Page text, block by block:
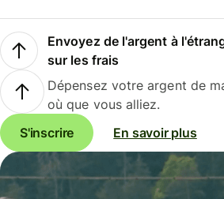
Envoyez de l'argent à
sur les frais
Dépensez votre argent de
où que vous alliez.
S'inscrire
En savoir plus